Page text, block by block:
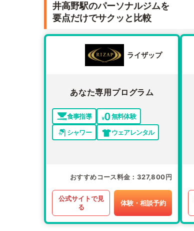
井高野駅のパーソナルジムを
要点だけでサクッと比較
ライザップ
あなた専用プログラム
食事指導
無料体験
シャワー
ウェアレンタル
おすすめコース料金 327,800円
公式サイトで見
る
体験・相談予約